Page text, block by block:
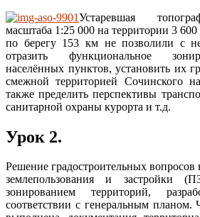
Устаревшая
масштаба 1:25 000 на территории 3
по берегу 153 км не позволили с
отразить функциональное
населённых пунктов, установить их
смежной территорией Сочинского
также пределить перспективы
санитарной охраны курорта и т.д.
Урок 2.
Решение градостроительных
землепользования и застройки
зонированием территорий,
соответствии с генеральным планом.